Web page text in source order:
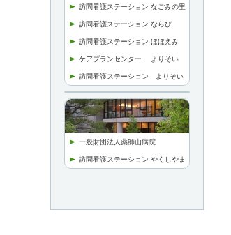
訪問看護ステーション なごみの里
訪問看護ステーション ならび
訪問看護ステーション ほほえみ
ケアプランセンター よりそい
訪問看護ステーション より そい
一般財団法人薬師山病院
訪問看護ステーション やくしやま